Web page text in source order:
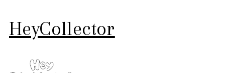
HeyCollector